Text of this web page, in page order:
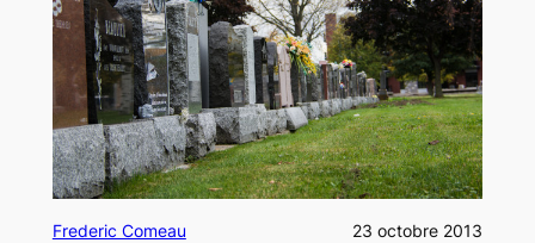
Frederic Comeau 23 octobre 2013